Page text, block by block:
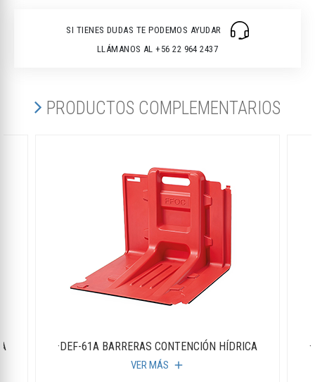
SI TIENES DUDAS TE PODEMOS AYUDAR
LLÁMANOS AL +56 22 964 2437
PRODUCTOS COMPLEMENTARIOS
·DEF-61A BARRERAS CONTENCIÓN HÍDRICA
VER MÁS add